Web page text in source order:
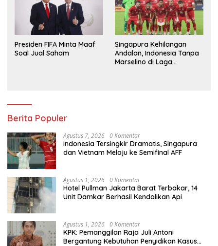
Presiden FIFA Minta Maaf
Soal Jual Saham
Singapura Kehilangan
Andalan, Indonesia Tanpa
Marselino di Laga
Berita Populer
Agustus 7, 2026 0 Komentar
Indonesia Tersingkir Dramatis, Singapura
dan Vietnam Melaju ke Semifinal AFF
Agustus 1, 2026 0 Komentar
Hotel Pullman Jakarta Barat Terbakar, 14
Unit Damkar Berhasil Kendalikan Api
Agustus 1, 2026 0 Komentar
KPK: Pemanggilan Raja Juli Antoni
Bergantung Kebutuhan Penyidikan Kasus